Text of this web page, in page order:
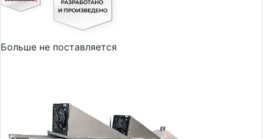
Больше не поставляется